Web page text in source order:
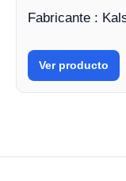
Fabricante :
Ver producto